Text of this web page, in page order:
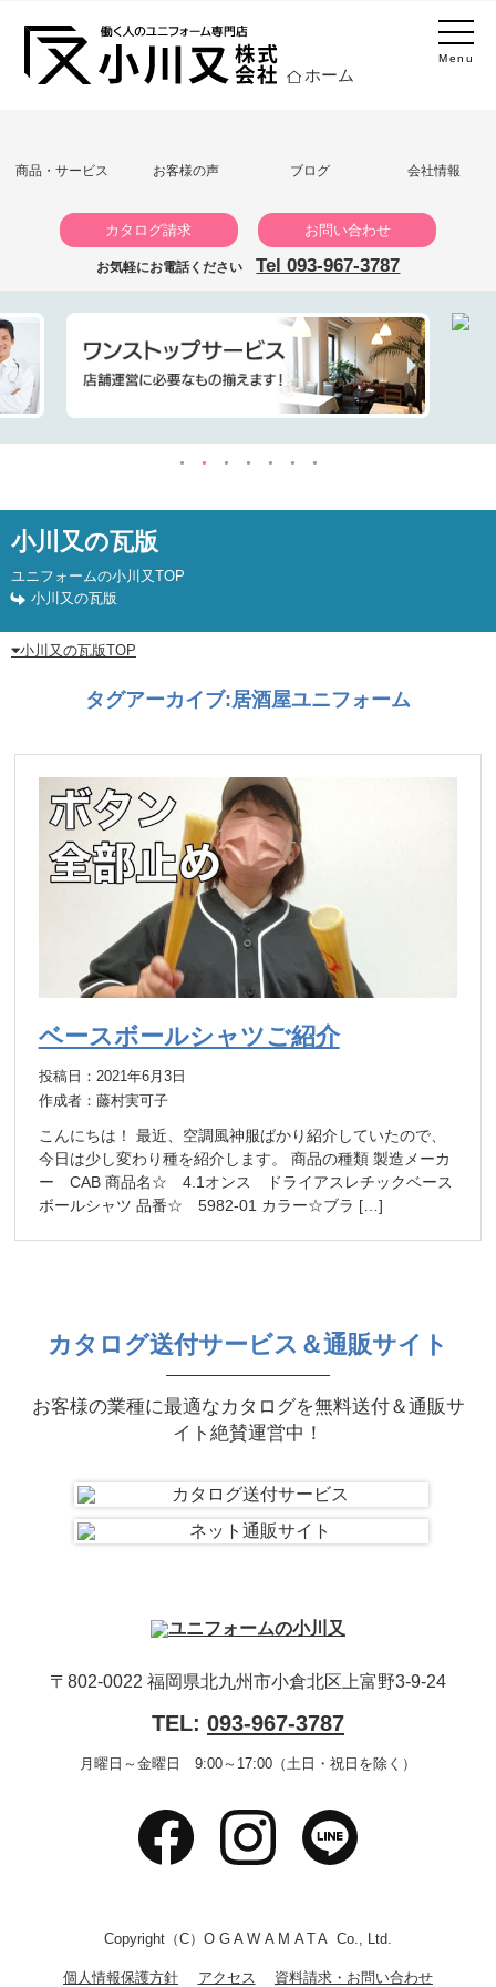
Menu
ホーム
商品・サービス お客様の声 ブログ 会社情報
カタログ請求 お問い合わせ
お気軽にお電話ください Tel 093-967-3787
小川又の瓦版
ユニフォームの小川又TOP
小川又の瓦版
小川又の瓦版TOP
タグアーカイブ:居酒屋ユニフォーム
ベースボールシャツご紹介
投稿日：2021年6月3日
作成者：藤村実可子
こんにちは！ 最近、空調風神服ばかり紹介していたので、
今日は少し変わり種を紹介します。 商品の種類 製造メーカ
ー CAB 商品名☆ 4.1オンス ドライアスレチックベース
ボールシャツ 品番☆ 5982-01 カラー☆ブラ […]
カタログ送付サービス＆通販サイト
お客様の業種に最適なカタログを無料送付＆通販サ
イト絶賛運営中！
〒802-0022 福岡県北九州市小倉北区上富野3-9-24
TEL: 093-967-3787
月曜日～金曜日 9:00～17:00（土日・祝日を除く）
Copyright（C）OGAWAMATA Co., Ltd.
個人情報保護方針 アクセス 資料請求・お問い合わせ